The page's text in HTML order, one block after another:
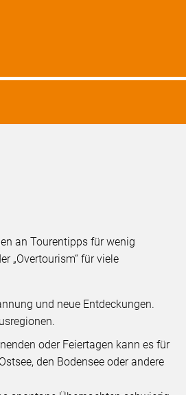
an Tourentipps für wenig
„Overtourism“ für viele
und neue Entdeckungen.
oder Feiertagen kann es für
den Bodensee oder andere